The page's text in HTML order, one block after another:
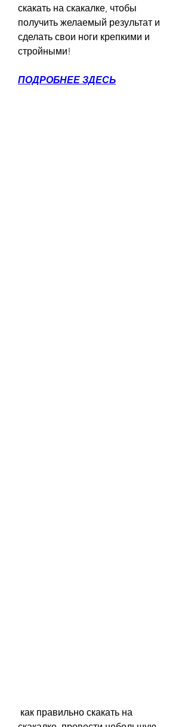
скакать на скакалке, чтобы
получить желаемый результат и
сделать свои ноги крепкими и
стройными!
ПОДРОБНЕЕ ЗДЕСЬ